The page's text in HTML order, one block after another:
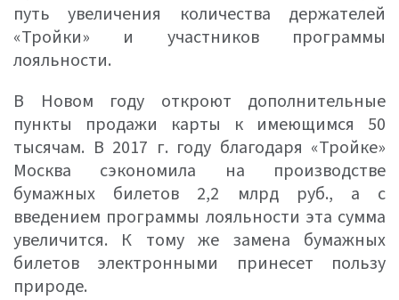
путь увеличения количества держателей
«Тройки» и участников программы
лояльности.
В Новом году откроют дополнительные
пункты продажи карты к имеющимся 50
тысячам. В 2017 г. году благодаря «Тройке»
Москва сэкономила на производстве
бумажных билетов 2,2 млрд руб., а с
введением программы лояльности эта сумма
увеличится. К тому же замена бумажных
билетов электронными принесет пользу
природе.